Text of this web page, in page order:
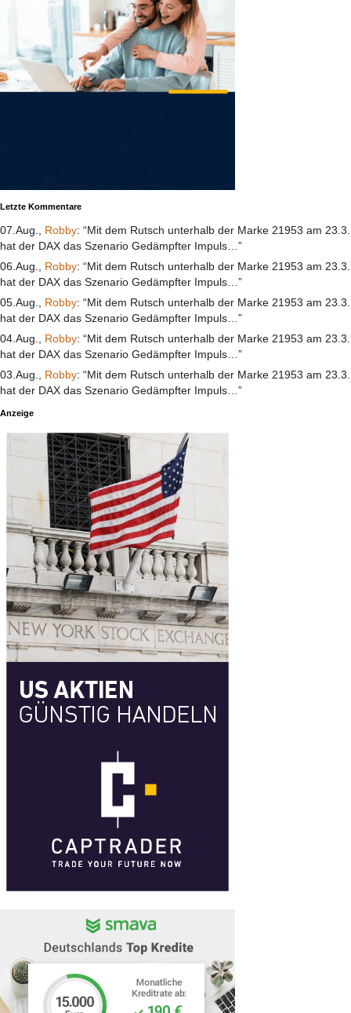
Letzte Kommentare
07.Aug., Robby: “Mit dem Rutsch unterhalb der Marke 21953 am 23.3.
hat der DAX das Szenario Gedämpfter Impuls…”
06.Aug., Robby: “Mit dem Rutsch unterhalb der Marke 21953 am 23.3.
hat der DAX das Szenario Gedämpfter Impuls…”
05.Aug., Robby: “Mit dem Rutsch unterhalb der Marke 21953 am 23.3.
hat der DAX das Szenario Gedämpfter Impuls…”
04.Aug., Robby: “Mit dem Rutsch unterhalb der Marke 21953 am 23.3.
hat der DAX das Szenario Gedämpfter Impuls…”
03.Aug., Robby: “Mit dem Rutsch unterhalb der Marke 21953 am 23.3.
hat der DAX das Szenario Gedämpfter Impuls…”
Anzeige